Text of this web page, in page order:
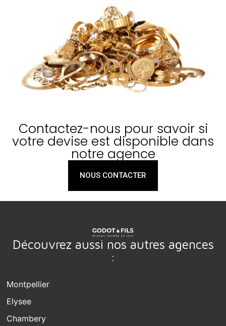
Contactez-nous pour savoir si
votre devise est disponible dans
notre agence
NOUS CONTACTER
Découvrez aussi nos autres agences
:
Montpellier
Elysee
Chambery